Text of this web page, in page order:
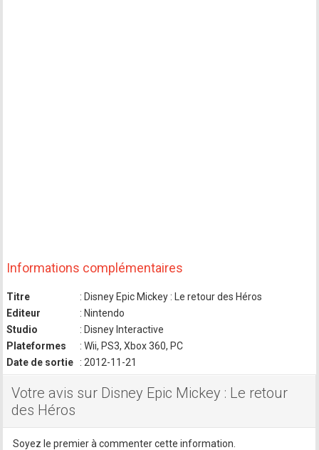
Informations complémentaires
Titre
: Disney Epic Mickey : Le retour des Héros
Editeur
: Nintendo
Studio
: Disney Interactive
Plateformes
: Wii, PS3, Xbox 360, PC
Date de sortie
: 2012-11-21
Votre avis sur Disney Epic Mickey : Le retour
des Héros
Soyez le premier à commenter cette information.